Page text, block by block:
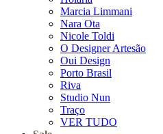
Marcia Limmani
Nara Ota
Nicole Toldi
O Designer Artesão
Oui Design
Porto Brasil
Riva
Studio Nun
Traço
VER TUDO